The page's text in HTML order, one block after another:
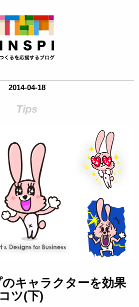
2014-04-18
キャラクターを効果
ツ(下)